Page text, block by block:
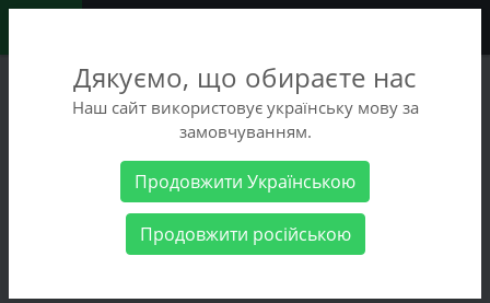
+38 (068) 486-90-09
+38 (093) 486-90-09
Жіночі товари Жіноче взуття Напівчоботи
Дякуємо, що обираєте нас
Наш сайт використовує українську мову за
замовчуванням.
Продовжити Українською
Продовжити російською